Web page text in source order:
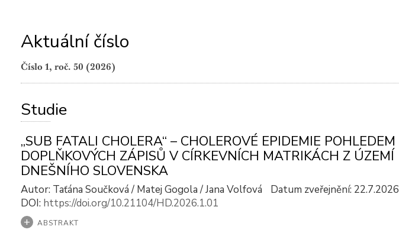
Aktuální číslo
Číslo 1, roč. 50 (2026)
Studie
„SUB FATALI CHOLERA“ – CHOLEROVÉ EPIDEMIE POHLEDEM
DOPLŇKOVÝCH ZÁPISŮ V CÍRKEVNÍCH MATRIKÁCH Z ÚZEMÍ
DNEŠNÍHO SLOVENSKA
Autor: Taťána Součková / Matej Gogola / Jana Volfová
Datum zveřejnění: 22.7.2026
DOI: https://doi.org/10.21104/HD.2026.1.01
ABSTRAKT